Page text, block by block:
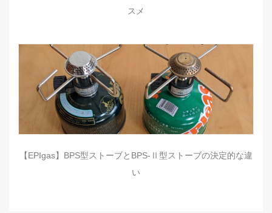
スメ
【EPIgas】BPS型ストーブとBPS-Ⅱ型ストーブの決定的な違
い